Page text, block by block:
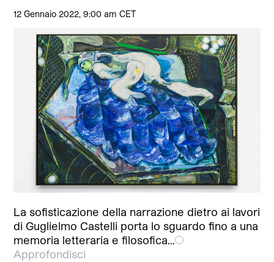
12 Gennaio 2022, 9:00 am CET
La sofisticazione della narrazione dietro ai lavori
di Guglielmo Castelli porta lo sguardo fino a una
memoria letteraria e filosofica…
Approfondisci